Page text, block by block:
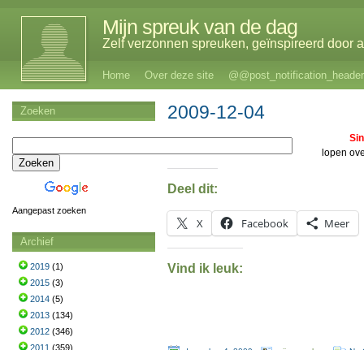
Mijn spreuk van de dag
Zelf verzonnen spreuken, geïnspireerd door
Home Over deze site @@post_notification_header
2009-12-04
lopen
Deel dit:
X Facebook Meer
Vind ik leuk:
Zoeken
Aangepast zoeken
Archief
2019 (1)
2015 (3)
2014 (5)
2013 (134)
2012 (346)
2011 (359)